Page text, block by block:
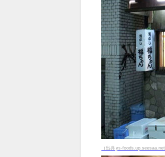
（出典 ys-foods.up.seesaa.net